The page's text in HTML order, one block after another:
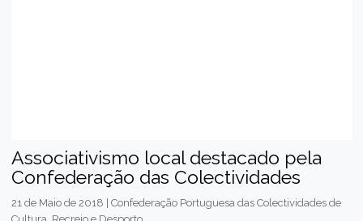
Associativismo local destacado pela
Confederação das Colectividades
21 de Maio de 2018 | Confederação Portuguesa das Colectividades de